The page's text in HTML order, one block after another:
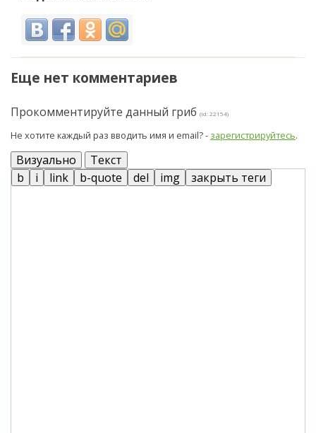
Еще нет комментариев
Прокомментируйте данный гриб (id: 22154)
Не хотите каждый раз вводить имя и email? - зарегистрируйтесь.
Визуально Текст